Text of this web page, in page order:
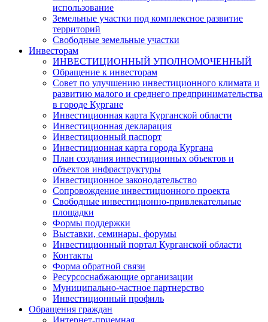
использование
Земельные участки под комплексное развитие
территорий
Свободные земельные участки
Инвесторам
ИНВЕСТИЦИОННЫЙ УПОЛНОМОЧЕННЫЙ
Обращение к инвесторам
Совет по улучшению инвестиционного климата и
развитию малого и среднего предпринимательства
в городе Кургане
Инвестиционная карта Курганской области
Инвестиционная декларация
Инвестиционный паспорт
Инвестиционная карта города Кургана
План создания инвестиционных объектов и
объектов инфраструктуры
Инвестиционное законодательство
Сопровождение инвестиционного проекта
Свободные инвестиционно-привлекательные
площадки
Формы поддержки
Выставки, семинары, форумы
Инвестиционный портал Курганской области
Контакты
Форма обратной связи
Ресурсоснабжающие организации
Муниципально-частное партнерство
Инвестиционный профиль
Обращения граждан
Интернет-приемная